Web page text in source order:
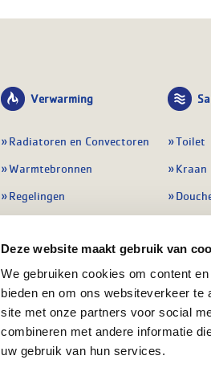
Deze website maakt gebruik van
We gebruiken cookies om content
bieden en om ons websiteverkeer
site met onze partners voor social
combineren met andere informatie
uw gebruik van hun services.
Verwarming
Radiatoren en Convectoren
Warmtebronnen
Regelingen
Leidingwerk
Warmwatertoestellen
Alle verwarming
Toilet
Kraan
Alle